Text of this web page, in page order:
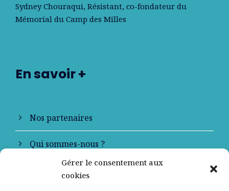
Gérer le consentement aux
cookies
Sydney Chouraqui, Résistant, co-fondateur du
Mémorial du Camp des Milles
En savoir +
Nos partenaires
Qui sommes-nous ?
Contactez-nous